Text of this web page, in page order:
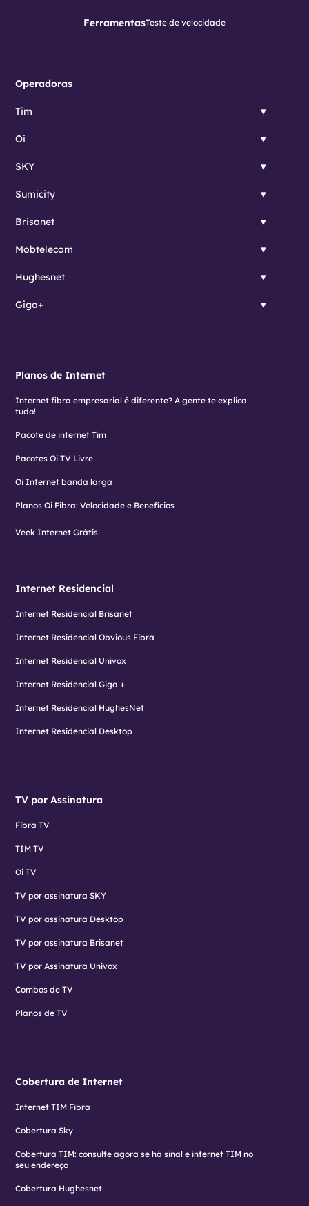
FerramentasTeste de velocidade
Operadoras
Tim
Oi
SKY
Sumicity
Brisanet
Mobtelecom
Hughesnet
Giga+
Planos de Internet
Internet fibra empresarial é diferente? A gente te explica
tudo!
Pacote de internet Tim
Pacotes Oi TV Livre
Oi Internet banda larga
Planos Oi Fibra: Velocidade e Benefícios
Veek Internet Grátis
Internet Residencial
Internet Residencial Brisanet
Internet Residencial Obvious Fibra
Internet Residencial Univox
Internet Residencial Giga +
Internet Residencial HughesNet
Internet Residencial Desktop
TV por Assinatura
Fibra TV
TIM TV
Oi TV
TV por assinatura SKY
TV por assinatura Desktop
TV por assinatura Brisanet
TV por Assinatura Univox
Combos de TV
Planos de TV
Cobertura de Internet
Internet TIM Fibra
Cobertura Sky
Cobertura TIM: consulte agora se há sinal e internet TIM no
seu endereço
Cobertura Hughesnet